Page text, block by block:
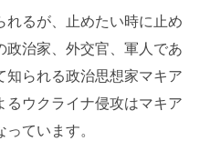
れるが、止めたい時に止め
政治家、外交官、軍人であ
知られる政治思想家マキア
るウクライナ侵攻はマキア
ています。